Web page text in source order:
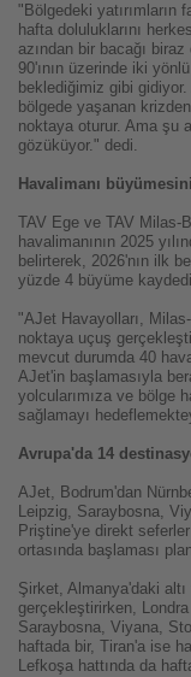
"Bölgedeki yatırımların
hafta doluluklarını
azından bir bacağı
90'ının üzerinde iki
beklediğimiz gibi
bölgede yaşanan
noktaya oturur. Ama şu
gözüküyor." dedi.
Havalimanı
TAV Ege ve TAV Milas-
havalimanının 2025
belirterek, 2026'nın ilk
yüzde 4 büyüme
"AJet Havayolları,
noktaya uçuş
mevcut durumda 40
AJet'in başlamasıyla
yolcularımıza ve bölge
sağlamayı
Avrupa'da 14
AJet, Bodrum'dan
Leipzig, Saraybosna,
Priştine'ye direkt
ortasında başlaması
Şirket, Almanya'daki
gerçekleştirirken,
Saraybosna, Viyana,
haftada bir, Tiran'a ise
Lefkoşa hattında da